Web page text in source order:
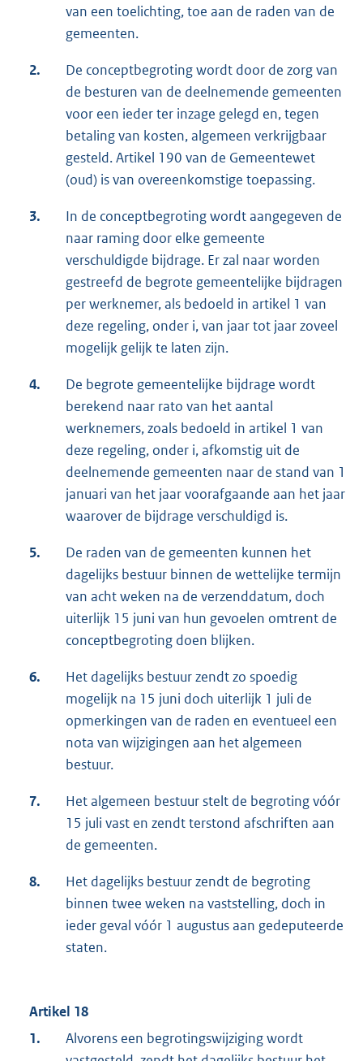
van een toelichting, toe aan de raden van de
gemeenten.
2.
De conceptbegroting wordt door de zorg van
de besturen van de deelnemende gemeenten
voor een ieder ter inzage gelegd en, tegen
betaling van kosten, algemeen verkrijgbaar
gesteld. Artikel 190 van de Gemeentewet
(oud) is van overeenkomstige toepassing.
3.
In de conceptbegroting wordt aangegeven de
naar raming door elke gemeente
verschuldigde bijdrage. Er zal naar worden
gestreefd de begrote gemeentelijke bijdragen
per werknemer, als bedoeld in artikel 1 van
deze regeling, onder i, van jaar tot jaar zoveel
mogelijk gelijk te laten zijn.
4.
De begrote gemeentelijke bijdrage wordt
berekend naar rato van het aantal
werknemers, zoals bedoeld in artikel 1 van
deze regeling, onder i, afkomstig uit de
deelnemende gemeenten naar de stand van 1
januari van het jaar voorafgaande aan het jaar
waarover de bijdrage verschuldigd is.
5.
De raden van de gemeenten kunnen het
dagelijks bestuur binnen de wettelijke termijn
van acht weken na de verzenddatum, doch
uiterlijk 15 juni van hun gevoelen omtrent de
conceptbegroting doen blijken.
6.
Het dagelijks bestuur zendt zo spoedig
mogelijk na 15 juni doch uiterlijk 1 juli de
opmerkingen van de raden en eventueel een
nota van wijzigingen aan het algemeen
bestuur.
7.
Het algemeen bestuur stelt de begroting vóór
15 juli vast en zendt terstond afschriften aan
de gemeenten.
8.
Het dagelijks bestuur zendt de begroting
binnen twee weken na vaststelling, doch in
ieder geval vóór 1 augustus aan gedeputeerde
staten.
Artikel 18
1.
Alvorens een begrotingswijziging wordt